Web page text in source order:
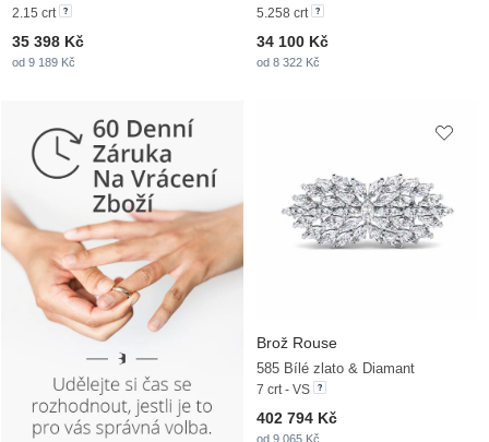
2.15 crt
35 398 Kč
od 9 189 Kč
5.258 crt
34 100 Kč
od 8 322 Kč
Brož Rouse
585 Bílé zlato & Diamant
7 crt - VS
402 794 Kč
od 9 065 Kč